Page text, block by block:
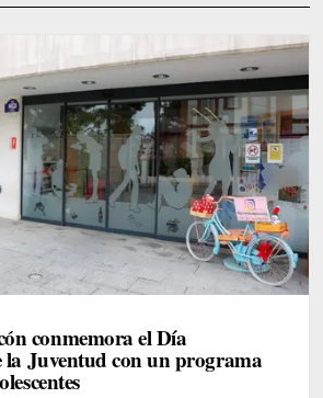
conmemora el Día
Juventud con un programa